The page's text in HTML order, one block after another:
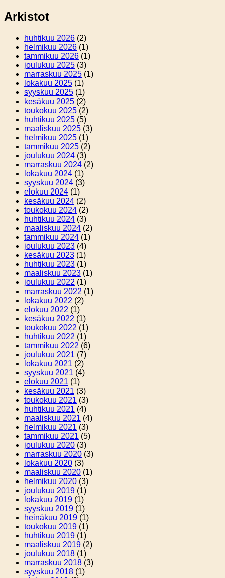
Arkistot
huhtikuu 2026 (2)
helmikuu 2026 (1)
tammikuu 2026 (1)
joulukuu 2025 (3)
marraskuu 2025 (1)
lokakuu 2025 (1)
syyskuu 2025 (1)
kesäkuu 2025 (2)
toukokuu 2025 (2)
huhtikuu 2025 (5)
maaliskuu 2025 (3)
helmikuu 2025 (1)
tammikuu 2025 (2)
joulukuu 2024 (3)
marraskuu 2024 (2)
lokakuu 2024 (1)
syyskuu 2024 (3)
elokuu 2024 (1)
kesäkuu 2024 (2)
toukokuu 2024 (2)
huhtikuu 2024 (3)
maaliskuu 2024 (2)
tammikuu 2024 (1)
joulukuu 2023 (4)
kesäkuu 2023 (1)
huhtikuu 2023 (1)
maaliskuu 2023 (1)
joulukuu 2022 (1)
marraskuu 2022 (1)
lokakuu 2022 (2)
elokuu 2022 (1)
kesäkuu 2022 (1)
toukokuu 2022 (1)
huhtikuu 2022 (1)
tammikuu 2022 (6)
joulukuu 2021 (7)
lokakuu 2021 (2)
syyskuu 2021 (4)
elokuu 2021 (1)
kesäkuu 2021 (3)
toukokuu 2021 (3)
huhtikuu 2021 (4)
maaliskuu 2021 (4)
helmikuu 2021 (3)
tammikuu 2021 (5)
joulukuu 2020 (3)
marraskuu 2020 (3)
lokakuu 2020 (3)
maaliskuu 2020 (1)
helmikuu 2020 (3)
joulukuu 2019 (1)
lokakuu 2019 (1)
syyskuu 2019 (1)
heinäkuu 2019 (1)
toukokuu 2019 (1)
huhtikuu 2019 (1)
maaliskuu 2019 (2)
joulukuu 2018 (1)
marraskuu 2018 (3)
syyskuu 2018 (1)